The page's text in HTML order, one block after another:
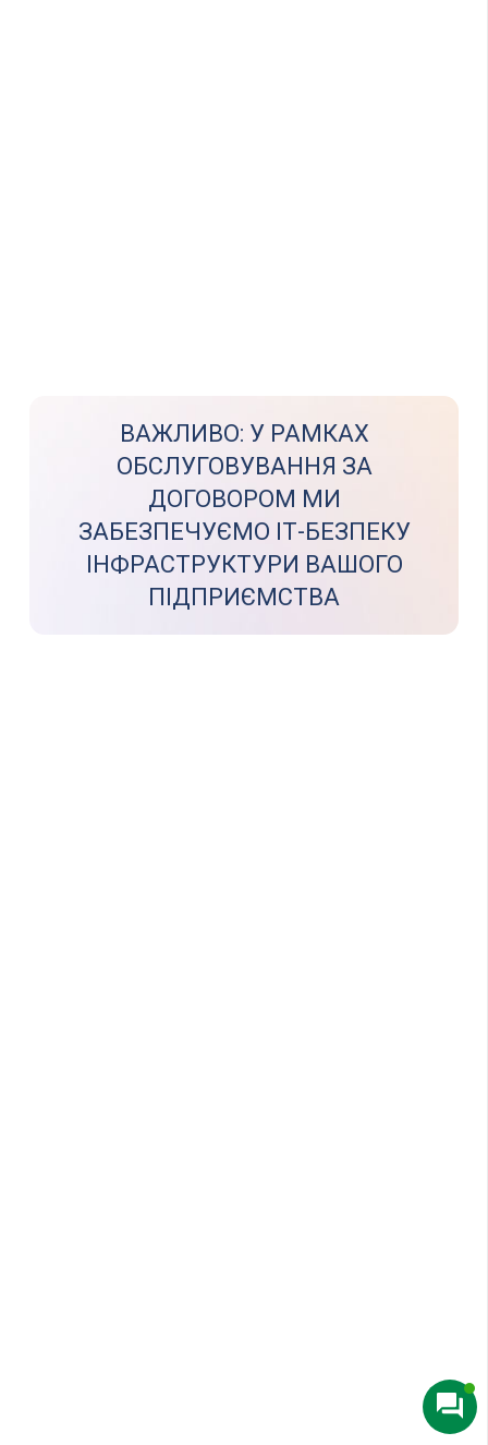
ВАЖЛИВО: У РАМКАХ
ОБСЛУГОВУВАННЯ ЗА
ДОГОВОРОМ МИ
ЗАБЕЗПЕЧУЄМО ІТ-БЕЗПЕКУ
ІНФРАСТРУКТУРИ ВАШОГО
ПІДПРИЄМСТВА